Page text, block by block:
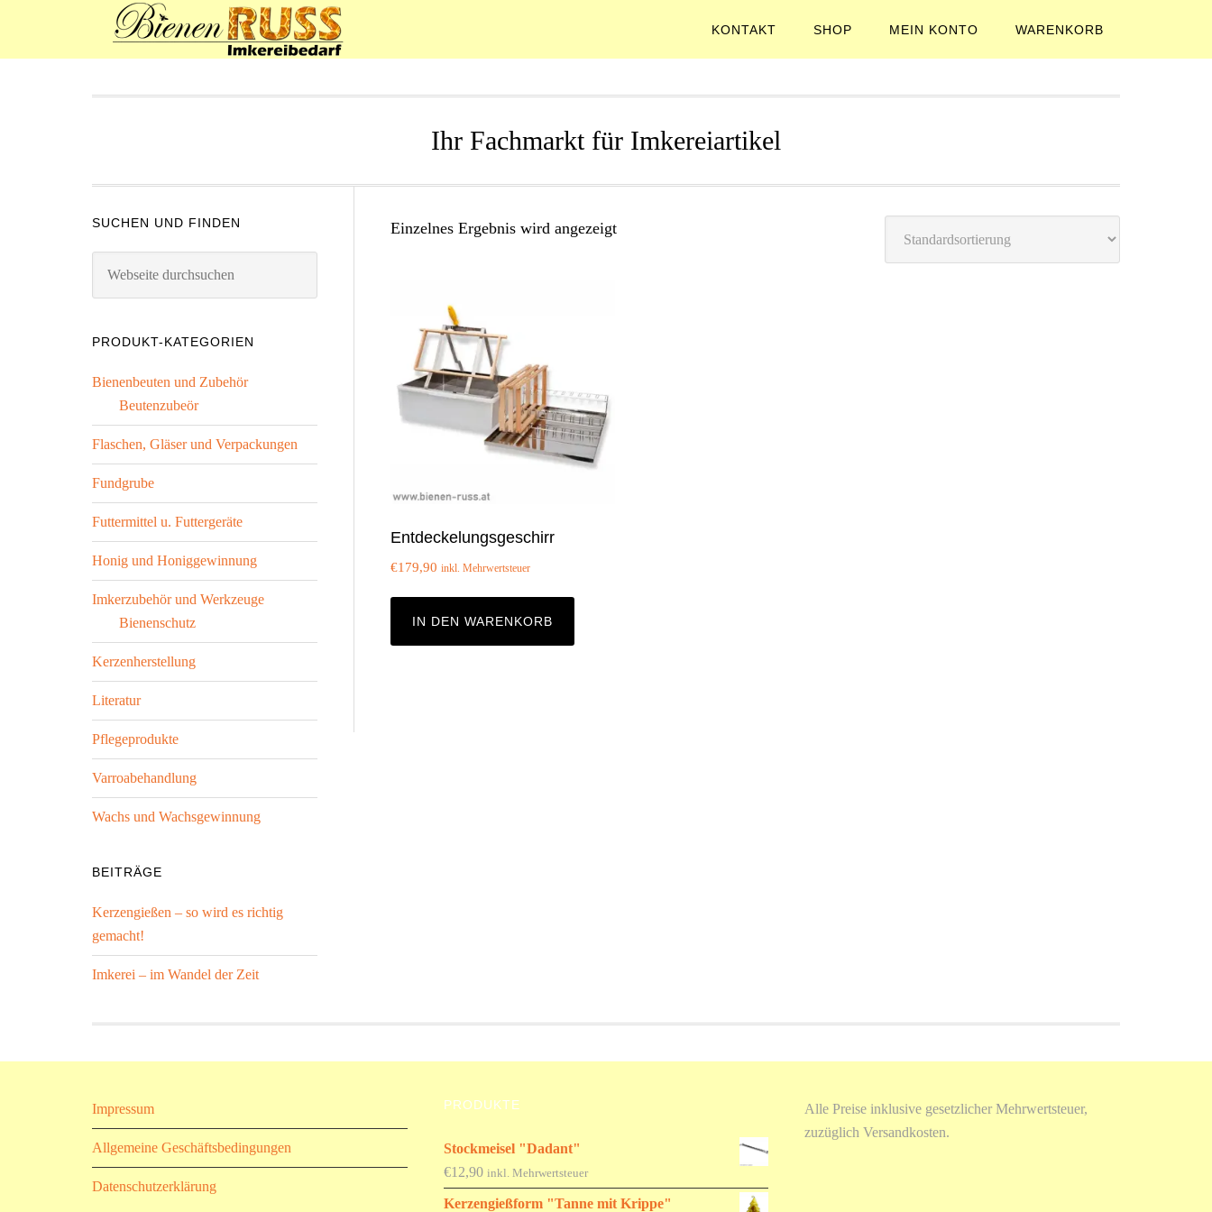
KONTAKT SHOP MEIN KONTO WARENKORB
Ihr Fachmarkt für Imkereiartikel
Einzelnes Ergebnis wird angezeigt
Entdeckelungsgeschirr
€179,90 inkl. Mehrwertsteuer
IN DEN WARENKORB
SUCHEN UND FINDEN
PRODUKT-KATEGORIEN
Bienenbeuten und Zubehör
Beutenzubeör
Flaschen, Gläser und Verpackungen
Fundgrube
Futtermittel u. Futtergeräte
Honig und Honiggewinnung
Imkerzubehör und Werkzeuge
Bienenschutz
Kerzenherstellung
Literatur
Pflegeprodukte
Varroabehandlung
Wachs und Wachsgewinnung
BEITRÄGE
Kerzengießen – so wird es richtig
gemacht!
Imkerei – im Wandel der Zeit
Impressum
Allgemeine Geschäftsbedingungen
Datenschutzerklärung
PRODUKTE
Stockmeisel "Dadant"
€12,90 inkl. Mehrwertsteuer
Kerzengießform "Tanne mit Krippe"
Alle Preise inklusive gesetzlicher Mehrwertsteuer,
zuzüglich Versandkosten.